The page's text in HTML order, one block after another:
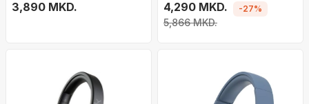
црни
3,890 MKD. të zeza
4,290 MKD.
5,866 MKD.
-27%